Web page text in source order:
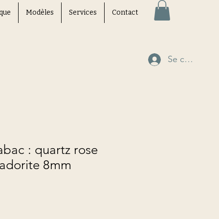
Modèles Services Contact
Se
: quartz rose
8mm